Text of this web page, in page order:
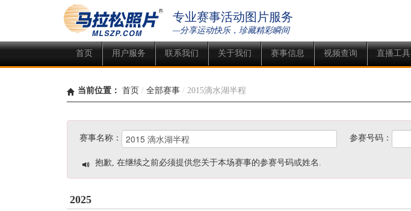
专业赛事活动图片服务
—分享运动快乐，珍藏精彩瞬间
首页 用户服务 联系我们 关于我们 赛事信息 视频查询 直播工具
当前位置： 首页 / 全部赛事 / 2015滴水湖半程
赛事名称： 参赛号码：
抱歉, 在继续之前必须提供您关于本场赛事的参赛号码或姓名.
2025